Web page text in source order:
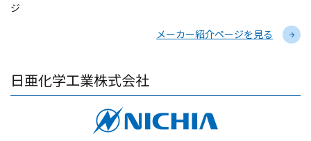
ジ
メーカー紹介ページを見る
日亜化学工業株式会社